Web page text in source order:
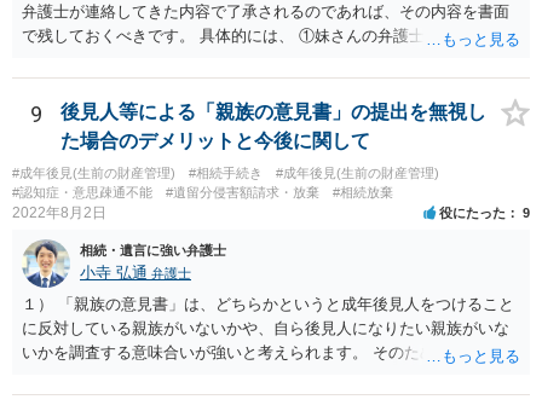
弁護士が連絡してきた内容で了承されるのであれば、その内容を書面
で残しておくべきです。 具体的には、 ①妹さんの弁護士に対して、連
の預金を振り込めば終了など）を記載した合意書等の書面を作成して
もらう。 ②相談者様はその書面の内容をしっかり確認する。納得でき
ない部分があれば、説明を求めたり、修正を求める。 なお、相続に
関してお互いに債権債務がないことを確認する旨を記載してもらいま
しょう。その記載があれば、相続の件は終了となります。 ③合意書等
が納得できる内容になれば、お互いに署名捺印する。 という流れで
捺印する前に、相談者様も別の弁護士に相談して確認してもらうので
もいいと思います。 ⑵振込先が弁護士宛であることについて 代理人弁
護士の預り口座を振込先とするのはよくあることです。 問題ないと思
います。
9
後見人等による「親族の意見書」の提出を無視し
た場合のデメリットと今後に関して
#成年後見(生前の財産管理) #相続手続き
#成年後見(生前の財産管理)
#認知症・意思疎通不能
#遺留分侵害額請求・放棄 #相続放棄
2022年8月2日 役にたった 9
相続・遺言に強い弁護士
小寺 弘通 弁護士
１） 「親族の意見書」は、どちらかというと成年後見人をつけること
に反対している親族がいないかや、自ら後見人になりたい親族がいな
いかを調査する意味合いが強いと考えられます。 そのため、ご相談の
す。 ２） 場合によっては、介護や被後見人の財産の処分等に関して、